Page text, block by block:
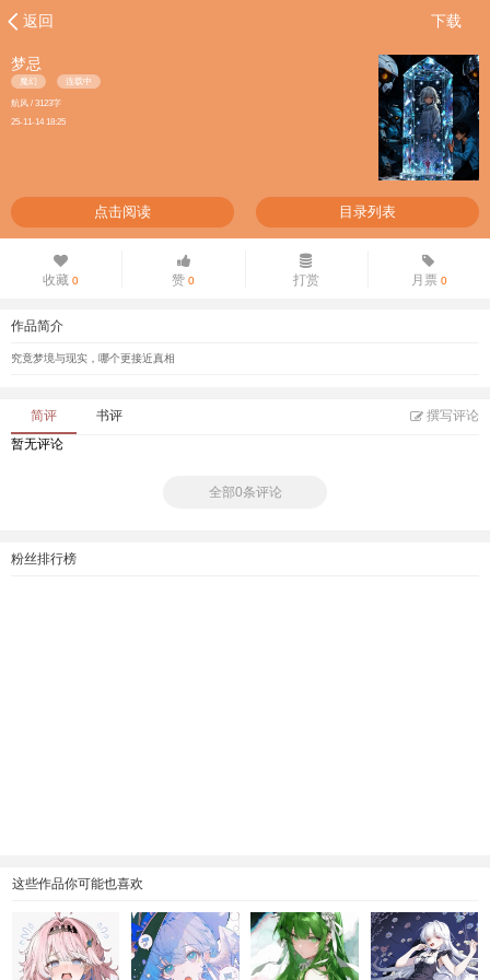
返回 下载
梦忌
魔幻 连载中
航风 / 3123字
25-11-14 18:25
点击阅读 目录列表
收藏 0 赞 0 打赏 月票0
作品简介
究竟梦境与现实，哪个更接近真相
简评 书评
撰写评论
暂无评论
全部0条评论
粉丝排行榜
这些作品你可能也喜欢